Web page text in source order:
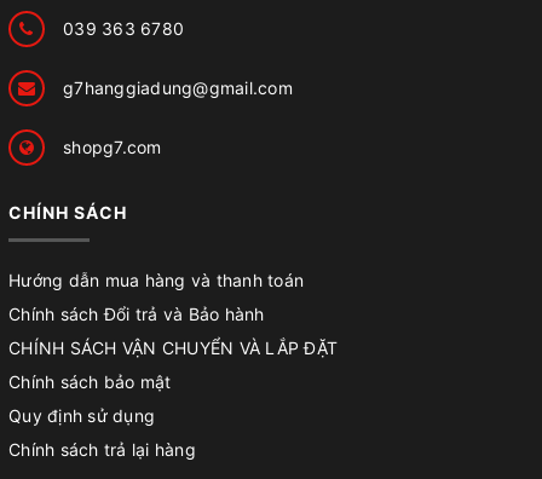
039 363 6780
g7hanggiadung@gmail.com
shopg7.com
CHÍNH SÁCH
Hướng dẫn mua hàng và thanh toán
Chính sách Đổi trả và Bảo hành
CHÍNH SÁCH VẬN CHUYỂN VÀ LẮP ĐẶT
Chính sách bảo mật
Quy định sử dụng
Chính sách trả lại hàng